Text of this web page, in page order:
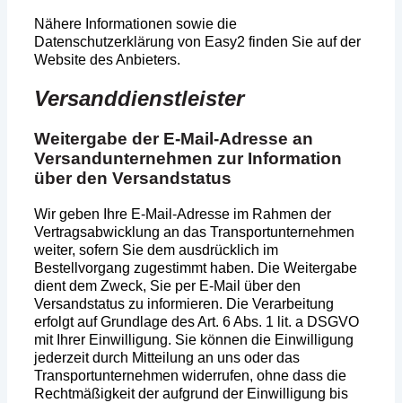
Nähere Informationen sowie die
Datenschutzerklärung von Easy2 finden Sie auf der
Website des Anbieters.
Versanddienstleister
Weitergabe der E-Mail-Adresse an
Versandunternehmen zur Information
über den Versandstatus
Wir geben Ihre E-Mail-Adresse im Rahmen der
Vertragsabwicklung an das Transportunternehmen
weiter, sofern Sie dem ausdrücklich im
Bestellvorgang zugestimmt haben. Die Weitergabe
dient dem Zweck, Sie per E-Mail über den
Versandstatus zu informieren. Die Verarbeitung
erfolgt auf Grundlage des Art. 6 Abs. 1 lit. a DSGVO
mit Ihrer Einwilligung. Sie können die Einwilligung
jederzeit durch Mitteilung an uns oder das
Transportunternehmen widerrufen, ohne dass die
Rechtmäßigkeit der aufgrund der Einwilligung bis